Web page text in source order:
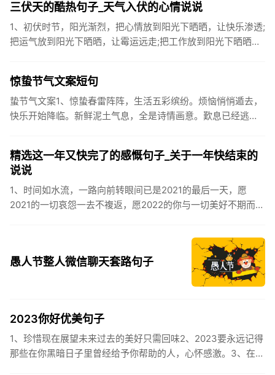
三伏天的酷热句子_天气入伏的心情说说
1、初伏时节，阳光渐烈，把心情放到阳光下晒晒，让快乐渗透;
把运气放到阳光下晒晒，让霉运远走;把工作放到阳光下晒晒，
惊蛰节气文案短句
蛰节气文案1、惊蛰春雷阵阵，生活五彩缤纷。烦恼悄悄遁去，
快乐开始降临。新鲜泥土气息，全是诗情画意。歎息已经逃
精选这一年又快完了的感慨句子_关于一年快结束的
说说
1、时间如水流，一路向前转眼间已是2021的最后一天，愿
2021的一切哀怨一去不複返，愿2022的你与一切美好不期而
愚人节整人微信聊天套路句子
2023你好优美句子
1、珍惜现在展望未来过去的美好只需回味2、2023要永远记得
那些在你黑暗日子里曾经给予你帮助的人，心怀感激。3、在苦